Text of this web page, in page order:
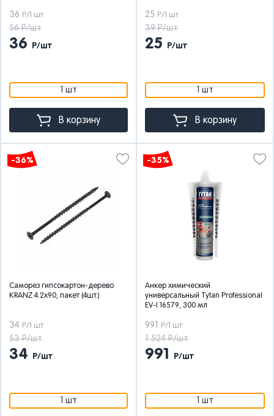
36 Р/1 шт
56 Р/шт
36 Р/шт
1 шт
В корзину
25 Р/1 шт
39 Р/шт
25 Р/шт
1 шт
В корзину
-36%
Саморез гипсокартон-дерево
KRANZ 4.2х90, пакет (4шт.)
34 Р/1 шт
53 Р/шт
34 Р/шт
1 шт
-35%
Анкер химический
универсальный Tytan Professional
EV-I 16579, 300 мл
991 Р/1 шт
1 524 Р/шт
991 Р/шт
1 шт